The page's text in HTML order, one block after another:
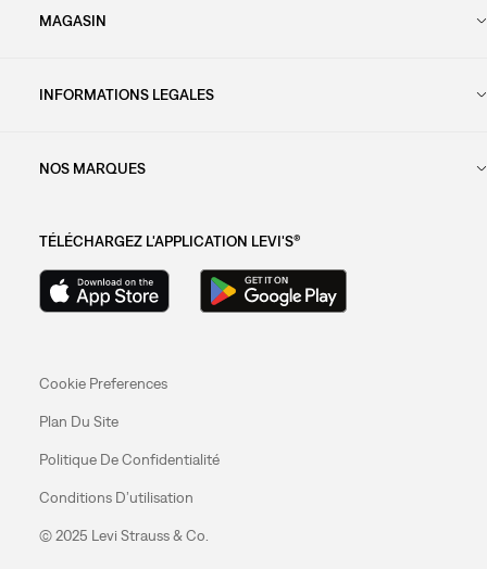
MAGASIN
INFORMATIONS LEGALES
NOS MARQUES
TÉLÉCHARGEZ L'APPLICATION LEVI'S®
Cookie Preferences
Plan Du Site
Politique De Confidentialité
Conditions D’utilisation
© 2025 Levi Strauss & Co.